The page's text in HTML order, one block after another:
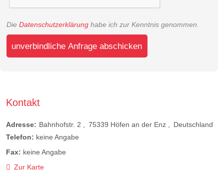
Die Datenschutzerklärung habe ich zur Kenntnis genommen.
unverbindliche Anfrage abschicken
Kontakt
Adresse: Bahnhofstr. 2 75339 Höfen an der Enz
Deutschland
Telefon: keine Angabe
Fax: keine Angabe
Zur Karte